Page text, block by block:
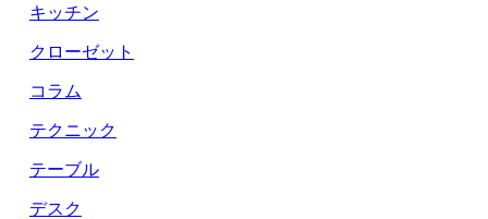
キッチン
クローゼット
コラム
テクニック
テーブル
デスク